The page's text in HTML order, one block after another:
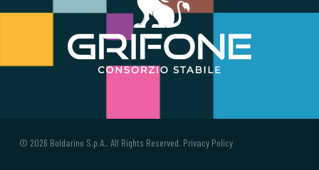
© 2026 Boldarino S.p.A.. All Rights Reserved. Privacy Policy